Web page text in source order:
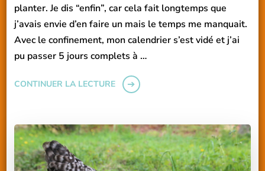
planter. Je dis “enfin”, car cela fait longtemps que
j’avais envie d’en faire un mais le temps me manquait.
Avec le confinement, mon calendrier s’est vidé et j’ai
pu passer 5 jours complets à …
CONTINUER LA LECTURE